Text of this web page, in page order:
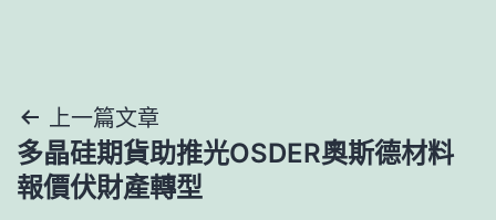
文
章
上一篇文章
多晶硅期貨助推光OSDER奧斯德材料
報價伏財產轉型